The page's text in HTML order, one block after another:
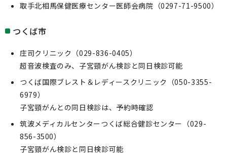
取手北相馬保健医療センター医師会病院（0297-71-9500）
つくば市
庄司クリニック（029-836-0405）
超音波検査のみ、子宮頸がん検診と同日検診可能
つくば国際ブレスト＆レディースクリニック（050-3355-
6979）
子宮頸がんとの同日検診は、予約時確認
筑波メディカルセンターつくば総合健診センター（029-
856-3500）
子宮頸がん検診と同日検診可能